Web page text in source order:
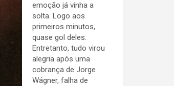
emoção já vinha a
solta. Logo aos
primeiros minutos,
quase gol deles.
Entretanto, tudo virou
alegria após uma
cobrança de Jorge
Wágner, falha de